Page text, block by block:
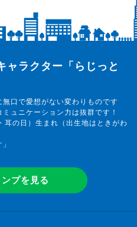
ャラクター「らじっと
無口で愛想がない変わりものです
ュニケーション力は抜群です！
耳の日）生まれ（出生地はときがわ
プを見る